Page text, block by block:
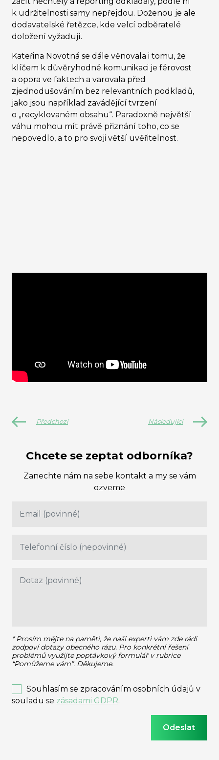
k udržitelnosti samy nepřejdou. Doženou je ale
dodavatelské řetězce, kde velcí odběratelé
doložení vyžadují.
Kateřina Novotná se dále věnovala i tomu, že
klíčem k důvěryhodné komunikaci je férovost
a opora ve faktech a varovala před
zjednodušováním bez relevantních podkladů,
jako jsou například zavádějící tvrzení
o „recyklovaném obsahu“. Paradoxně největší
váhu mohou mít právě přiznání toho, co se
nepovedlo, a to pro svoji větší uvěřitelnost.
Předchozí Následující
Chcete se zeptat odborníka?
Zanechte nám na sebe kontakt a my se vám
ozveme
* Prosím mějte na paměti, že naši experti vám zde rádi
zodpoví dotazy obecného rázu. Pro konkrétní řešení
problémů využijte poptávkový formulář v rubrice
“Pomůžeme vám”. Děkujeme.
Souhlasím se zpracováním osobních údajů v
souladu se zásadami GDPR.